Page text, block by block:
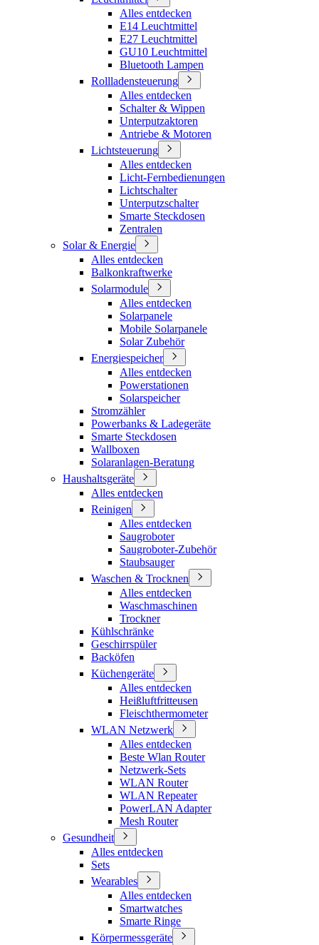
Alles entdecken
E14 Leuchtmittel
E27 Leuchtmittel
GU10 Leuchtmittel
Bluetooth Lampen
Rollladensteuerung
Alles entdecken
Schalter & Wippen
Unterputzaktoren
Antriebe & Motoren
Lichtsteuerung
Alles entdecken
Licht-Fernbedienungen
Lichtschalter
Unterputzschalter
Smarte Steckdosen
Zentralen
Solar & Energie
Alles entdecken
Balkonkraftwerke
Solarmodule
Alles entdecken
Solarpanele
Mobile Solarpanele
Solar Zubehör
Energiespeicher
Alles entdecken
Powerstationen
Solarspeicher
Stromzähler
Powerbanks & Ladegeräte
Smarte Steckdosen
Wallboxen
Solaranlagen-Beratung
Haushaltsgeräte
Alles entdecken
Reinigen
Alles entdecken
Saugroboter
Saugroboter-Zubehör
Staubsauger
Waschen & Trocknen
Alles entdecken
Waschmaschinen
Trockner
Kühlschränke
Geschirrspüler
Backöfen
Küchengeräte
Alles entdecken
Heißluftfritteusen
Fleischthermometer
WLAN Netzwerk
Alles entdecken
Beste Wlan Router
Netzwerk-Sets
WLAN Router
WLAN Repeater
PowerLAN Adapter
Mesh Router
Gesundheit
Alles entdecken
Sets
Wearables
Alles entdecken
Smartwatches
Smarte Ringe
Körpermessgeräte